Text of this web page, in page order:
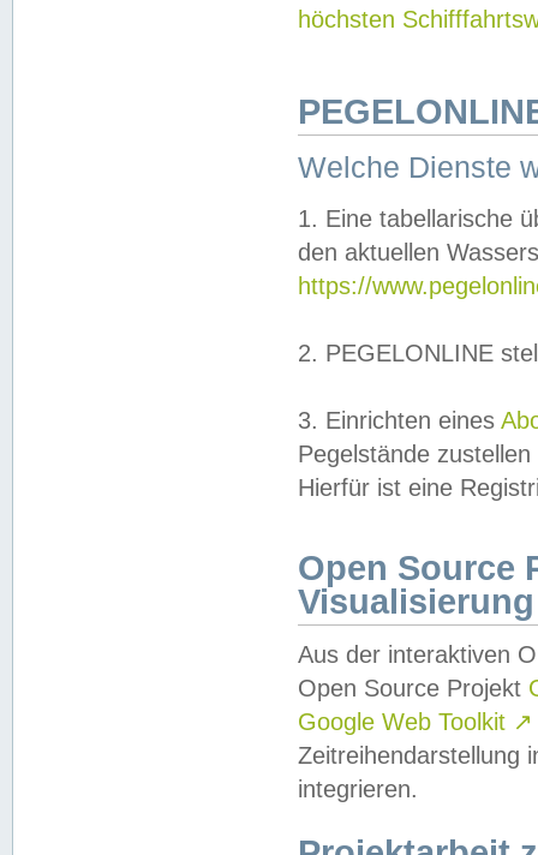
höchsten
Welche Dienste
1. Eine tabellarische
den aktuellen
https://
2. PEGELONLINE
3. Einrichten eines
Pegelstände
Hierfür ist eine
Open Source
Visualisierung
Aus der interaktiven
Open Source Projekt
Google Web Toolkit ↗
Zeitreihendarstellung
integrieren.